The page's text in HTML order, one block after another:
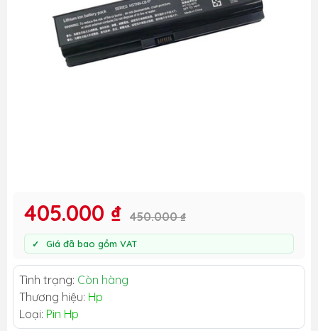
405.000 ₫ 450.000 ₫
Giá đã bao gồm VAT
Tình trạng: Còn hàng
Thương hiệu: Hp
Loại: Pin Hp